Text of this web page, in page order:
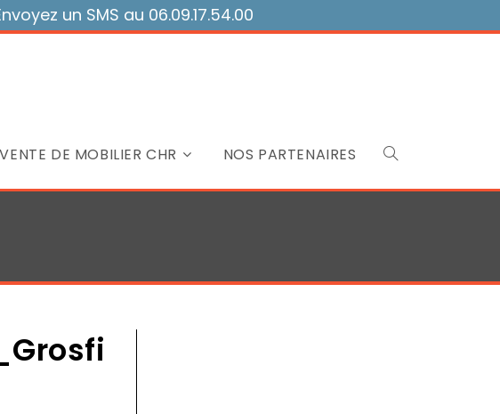
un SMS au 06.09.17.54.00
VENTE DE MOBILIER CHR NOS PARTENAIRES Toggle
search